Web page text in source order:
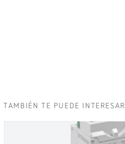
TAMBIÉN TE PUEDE INTERESAR